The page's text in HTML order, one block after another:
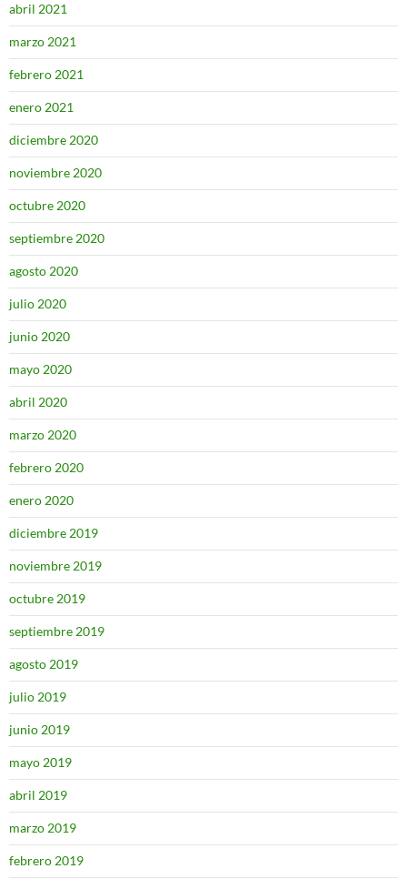
abril 2021
marzo 2021
febrero 2021
enero 2021
diciembre 2020
noviembre 2020
octubre 2020
septiembre 2020
agosto 2020
julio 2020
junio 2020
mayo 2020
abril 2020
marzo 2020
febrero 2020
enero 2020
diciembre 2019
noviembre 2019
octubre 2019
septiembre 2019
agosto 2019
julio 2019
junio 2019
mayo 2019
abril 2019
marzo 2019
febrero 2019